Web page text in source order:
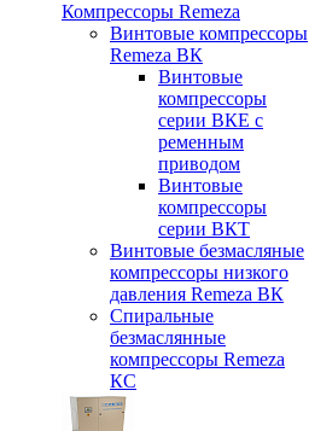
Компрессоры Remeza
Винтовые компрессоры
Remeza ВК
Винтовые
компрессоры
серии ВКЕ с
ременным
приводом
Винтовые
компрессоры
серии ВКТ
Винтовые безмасляные
компрессоры низкого
давления Remeza ВК
Спиральные
безмаслянные
компрессоры Remeza
КС